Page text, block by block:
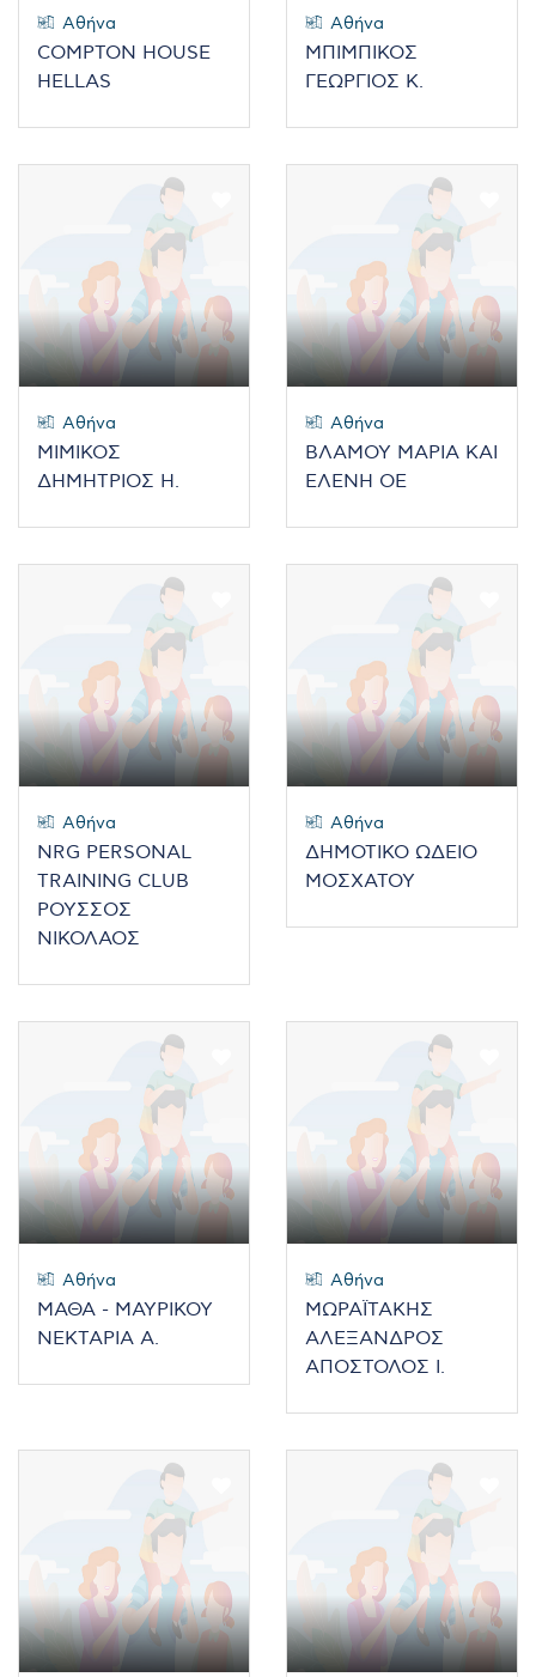
Αθήνα
COMPTON HOUSE
HELLAS
Αθήνα
ΜΠΙΜΠΙΚΟΣ
ΓΕΩΡΓΙΟΣ Κ.
Αθήνα
ΜΙΜΙΚΟΣ
ΔΗΜΗΤΡΙΟΣ Η.
Αθήνα
ΒΛΑΜΟΥ ΜΑΡΙΑ ΚΑΙ
ΕΛΕΝΗ ΟΕ
Αθήνα
NRG PERSONAL
TRAINING CLUB
ΡΟΥΣΣΟΣ
ΝΙΚΟΛΑΟΣ
Αθήνα
ΔΗΜΟΤΙΚΟ ΩΔΕΙΟ
ΜΟΣΧΑΤΟΥ
Αθήνα
ΜΑΘΑ - ΜΑΥΡΙΚΟΥ
ΝΕΚΤΑΡΙΑ Α.
Αθήνα
ΜΩΡΑΪΤΑΚΗΣ
ΑΛΕΞΑΝΔΡΟΣ
ΑΠΟΣΤΟΛΟΣ Ι.